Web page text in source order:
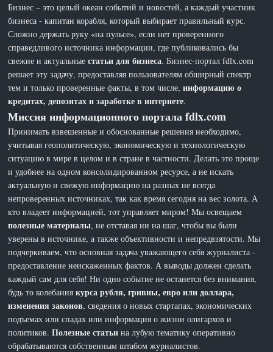
Бизнес – это целый океан событий и новостей, а каждый участник
бизнеса - капитан корабля, который выбирает правильный курс.
Сложно держать руку «на пульсе», если нет проверенного
справедливого источника информации, где публиковались бы
свежие и актуальныестатьи для бизнеса. Бизнес-портал fdlx.com
решает эту задачу, предоставляя пользователям обширный спектр
тем и только проверенные факты, в том числе,информацию о
кредитах, депозитах и заработке в интернете.
Миссия информационного портала fdlx.com
Принимать взвешенные и обоснованные решения необходимо,
учитывая геополитическую, экономическую и технологическую
ситуацию в мире в целом и в стране в частности. Делать это проще
и удобнее на одном консолидированном ресурсе, а не искать
актуальную и свежую информацию на разных не всегда
непроверенных источниках, так как время сегодня на вес золота. А
кто владеет информацией, тот управляет миром! Мы освещаем
полезные материалы, не отставая ни на шаг, чтобы вы были
уверены в источнике, а также объективности и непредвзятости. Мы
подчеркиваем, что основная задача уважающего себя журналиста -
предоставление неискаженных фактов. А выводы должен сделать
каждый сам для себя! Ни одно событие не останется без внимания,
будь то колебаниякурса рубля, гривны, евро или доллара,
изменения законов, сведения о новых стартапах, экономических
подъемах или спадах или информация о жизни олигархов и
политиков.Полезные статьи на лубую тематику оперативно
обрабатываются собственным штабом журналистов.